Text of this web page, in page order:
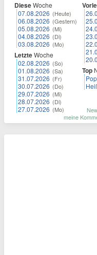
DieseWoche
07.08.2026 (Heute)
06.08.2026 (Gestern)
05.08.2026 (Mi)
04.08.2026 (Di)
03.08.2026 (Mo)
LetzteWoche
02.08.2026 (So)
01.08.2026 (Sa)
31.07.2026 (Fr)
30.07.2026 (Do)
29.07.2026 (Mi)
28.07.2026 (Di)
27.07.2026 (Mo)
Top
meine